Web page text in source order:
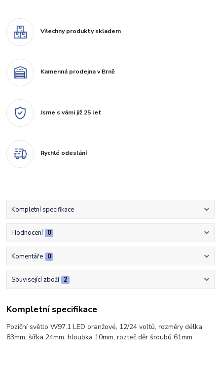
Všechny produkty skladem
Kamenná prodejna v Brně
Jsme s vámi již 25 let
Rychlé odeslání
Kompletní specifikace
Hodnocení 0
Komentáře 0
Související zboží 2
Kompletní specifikace
Poziční světlo W97.1 LED oranžové, 12/24 voltů, rozměry délka
83mm, šířka 24mm, hloubka 10mm, rozteč děr šroubů 61mm.